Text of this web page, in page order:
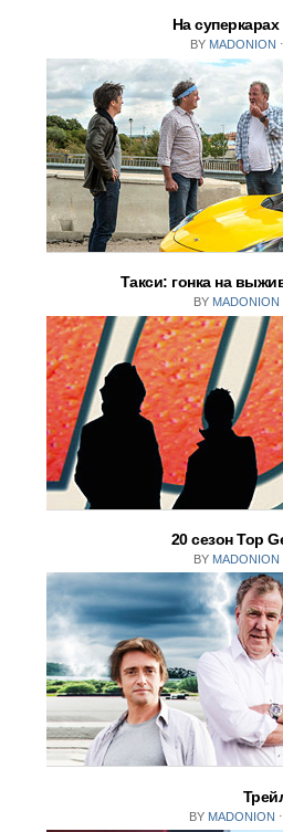
На
BY MADONION ⋅
Такси: гонка на
BY MADONION
20 сезон Top
BY MADONION
BY MADONION ⋅